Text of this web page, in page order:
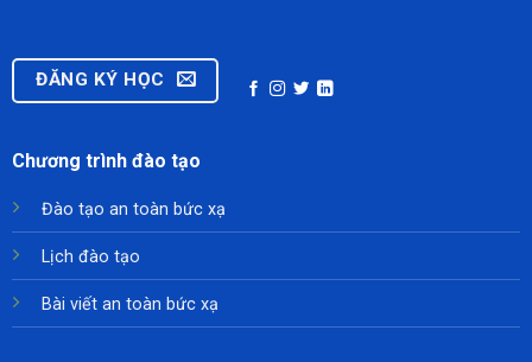
Chương trình đào tạo
Đào tạo an toàn bức xạ
Lịch đào tạo
Bài viết an toàn bức xạ
ĐĂNG KÝ HỌC